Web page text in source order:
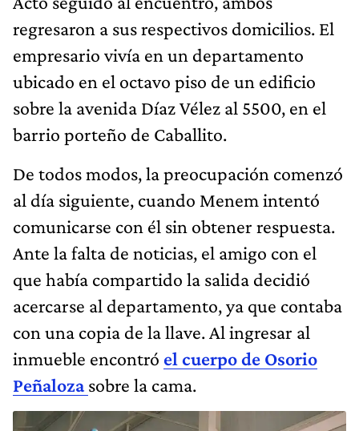
regresaron a sus respectivos domicilios. El
empresario vivía en un departamento
ubicado en el octavo piso de un edificio
sobre la avenida Díaz Vélez al 5500, en el
barrio porteño de Caballito.
De todos modos, la preocupación comenzó
al día siguiente, cuando Menem intentó
comunicarse con él sin obtener respuesta.
Ante la falta de noticias, el amigo con el
que había compartido la salida decidió
acercarse al departamento, ya que contaba
con una copia de la llave. Al ingresar al
inmueble encontró el cuerpo de Osorio
Peñalozasobre la cama.